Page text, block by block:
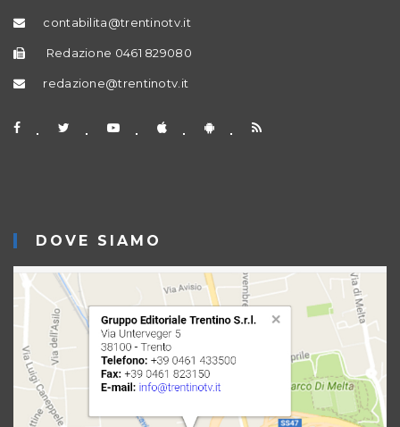
contabilita@trentinotv.it
Redazione 0461 829080
redazione@trentinotv.it
DOVE SIAMO